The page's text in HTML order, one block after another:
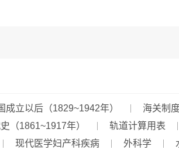
成立以后（1829~1942年） 海关制
（1861~1917年） 轨道计算用表
现代医学妇产科疾病 外科学